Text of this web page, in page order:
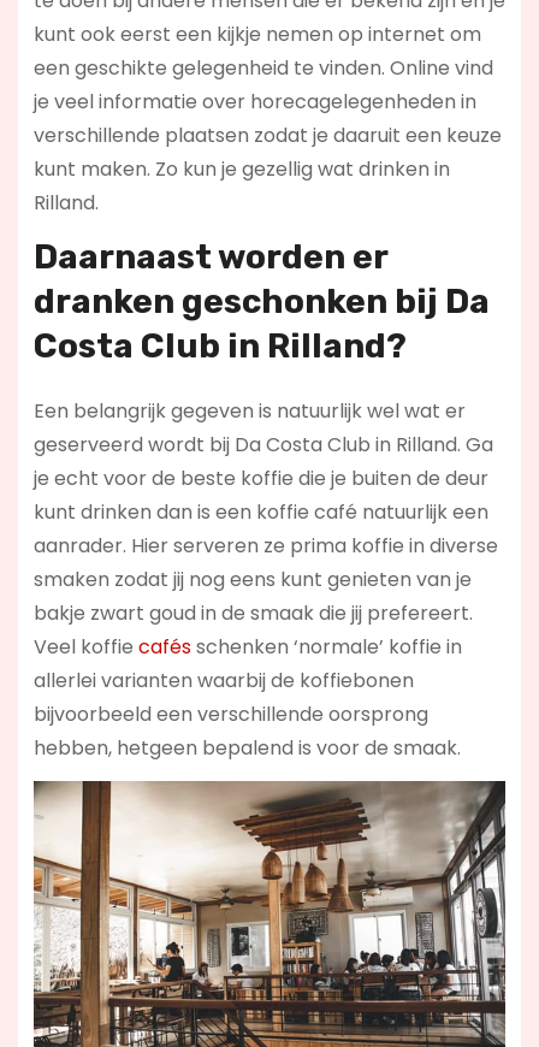
kunt ook eerst een kijkje nemen op internet om
een geschikte gelegenheid te vinden. Online vind
je veel informatie over horecagelegenheden in
verschillende plaatsen zodat je daaruit een keuze
kunt maken. Zo kun je gezellig wat drinken in
Rilland.
Daarnaast worden er
dranken geschonken bij Da
Costa Club in Rilland?
Een belangrijk gegeven is natuurlijk wel wat er
geserveerd wordt bij Da Costa Club in Rilland. Ga
je echt voor de beste koffie die je buiten de deur
kunt drinken dan is een koffie café natuurlijk een
aanrader. Hier serveren ze prima koffie in diverse
smaken zodat jij nog eens kunt genieten van je
bakje zwart goud in de smaak die jij prefereert.
Veel koffie cafésschenken ‘normale’ koffie in
allerlei varianten waarbij de koffiebonen
bijvoorbeeld een verschillende oorsprong
hebben, hetgeen bepalend is voor de smaak.